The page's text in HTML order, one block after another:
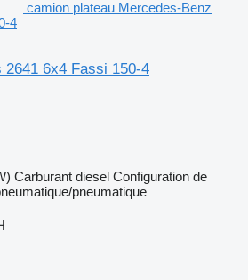
camion plateau Mercedes-Benz
4
6x4 Fassi 150-4
Carburant diesel Configuration de
pneumatique